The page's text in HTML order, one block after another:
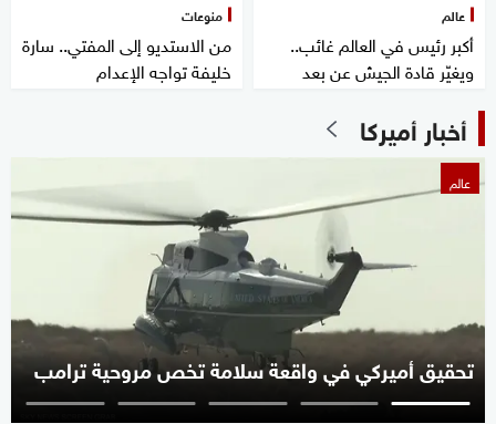
عالم
أكبر رئيس في العالم غائب..
ويغيّر قادة الجيش عن بعد
منوعات
من الاستديو إلى المفتي.. سارة
خليفة تواجه الإعدام
أخبار أميركا
عالم
تحقيق أميركي في واقعة سلامة تخص مروحية ترامب